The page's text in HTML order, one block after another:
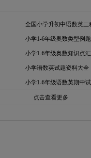
全国小学升初中语数英三
小学1-6年级奥数类型例
小学1-6年级奥数知识点
小学语数英试题资料大全
小学1-6年级语数英期中
点击查看更多